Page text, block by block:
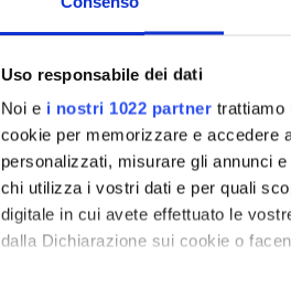
Uso responsabile dei dati
Noi e i nostri 1022 partner trattiamo
cookie per memorizzare e accedere
personalizzati, misurare gli annunci
chi utilizza i vostri dati e per quali
digitale in cui avete effettuato le
dalla Dichiarazione sui cookie o